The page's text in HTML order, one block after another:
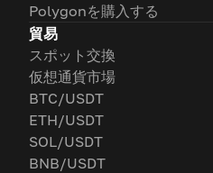
Polygonを購入する
貿易
スポット交換
仮想通貨市場
BTC/USDT
ETH/USDT
SOL/USDT
BNB/USDT